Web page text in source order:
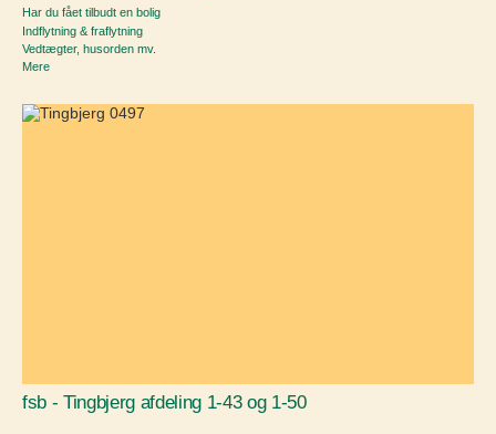
Har du fået tilbudt en bolig
Indflytning & fraflytning
Vedtægter, husorden mv.
Mere
fsb - Tingbjerg afdeling 1-43 og 1-50